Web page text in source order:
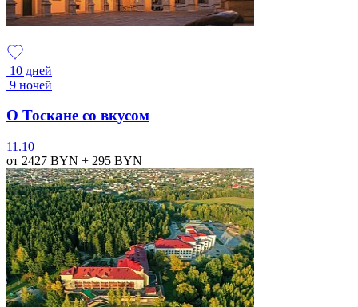
10 дней
9 ночей
О Тоскане со вкусом
11.10
от 2427 BYN + 295 BYN